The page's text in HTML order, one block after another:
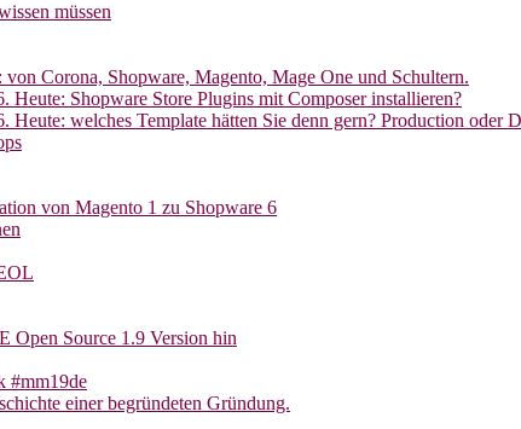
müssen
Corona, Shopware, Magento, Mage One und Schultern.
Heute: Shopware Store Plugins mit Composer installieren?
welches Template hätten Sie denn gern? Production oder
von Magento 1 zu Shopware 6
Open Source 1.9 Version hin
#mm19de
einer begründeten Gründung.